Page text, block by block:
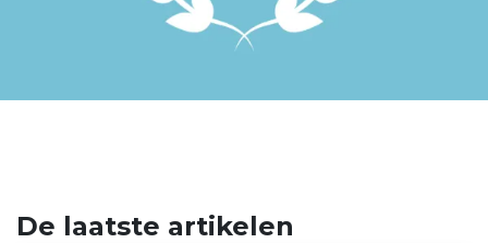
De laatste artikelen